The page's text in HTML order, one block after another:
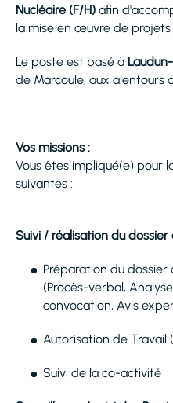
Nucléaire (F/H) afin
la mise en œuvre de projets
Le poste est basé à
de Marcoule, aux alentours
Vos missions :
Vous êtes impliqué(e) pour
suivantes :
Suivi / réalisation du dossier
Préparation du dossier
(Procès-verbal,
convocation, Avis
Autorisation de Travail
Suivi de la co-activité